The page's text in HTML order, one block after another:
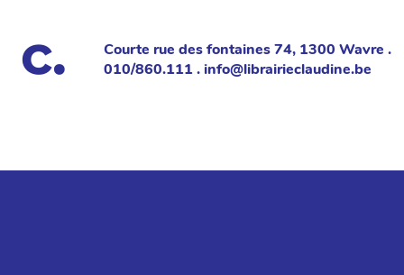
Courte rue des fontaines 74, 1300 Wavre .
010/860.111 . info@librairieclaudine.be